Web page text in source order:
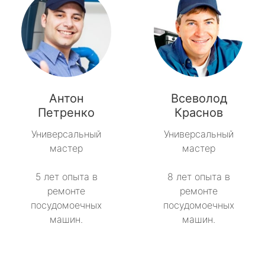
Антон
Петренко
Универсальный
мастер
5 лет опыта в
ремонте
посудомоечных
машин.
Всеволод
Краснов
Универсальный
мастер
8 лет опыта в
ремонте
посудомоечных
машин.